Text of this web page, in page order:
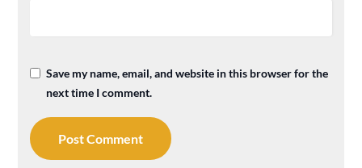
Save my name, email, and website in this browser for the
next time I comment.